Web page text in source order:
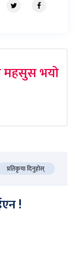
महसुस भयो
प्रतिकृया दिनुहोस्
!